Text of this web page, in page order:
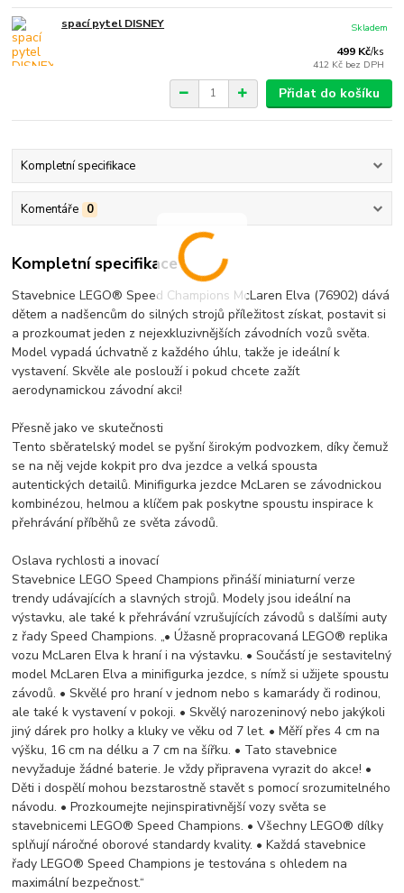
spací pytel DISNEY
499 Kč/ks
412 Kč bez DPH
Skladem
Přidat do košíku
Kompletní specifikace
Komentáře 0
Kompletní specifikace
Stavebnice LEGO® Speed Champions McLaren Elva (76902) dává
dětem a nadšencům do silných strojů příležitost získat, postavit si
a prozkoumat jeden z nejexkluziv­nějších závodních vozů světa.
Model vypadá úchvatně z každého úhlu, takže je ideální k
vystavení. Skvěle ale poslouží i pokud chcete zažít
aerodynamickou závodní akci!
Přesně jako ve skutečnosti
Tento sběratelský model se pyšní širokým podvozkem, díky čemuž
se na něj vejde kokpit pro dva jezdce a velká spousta
autentických detailů. Minifigurka jezdce McLaren se závodnickou
kombinézou, helmou a klíčem pak poskytne spoustu inspirace k
přehrávání příběhů ze světa závodů.
Oslava rychlosti a inovací
Stavebnice LEGO Speed Champions přináší miniaturní verze
trendy udávajících a slavných strojů. Modely jsou ideální na
výstavku, ale také k přehrávání vzrušujících závodů s dalšími auty
z řady Speed Champions. „• Úžasně propracovaná LEGO® replika
vozu McLaren Elva k hraní i na výstavku. • Součástí je sestavitelný
model McLaren Elva a minifigurka jezdce, s nímž si užijete spoustu
závodů. • Skvělé pro hraní v jednom nebo s kamarády či rodinou,
ale také k vystavení v pokoji. • Skvělý narozeninový nebo jakýkoli
jiný dárek pro holky a kluky ve věku od 7 let. • Měří přes 4 cm na
výšku, 16 cm na délku a 7 cm na šířku. • Tato stavebnice
nevyžaduje žádné baterie. Je vždy připravena vyrazit do akce! •
Děti i dospělí mohou bezstarostně stavět s pomocí srozumitelného
návodu. • Prozkoumejte nejinspirativnější vozy světa se
stavebnicemi LEGO® Speed Champions. • Všechny LEGO® dílky
splňují náročné oborové standardy kvality. • Každá stavebnice
řady LEGO® Speed Champions je testována s ohledem na
maximální bezpečnost.“